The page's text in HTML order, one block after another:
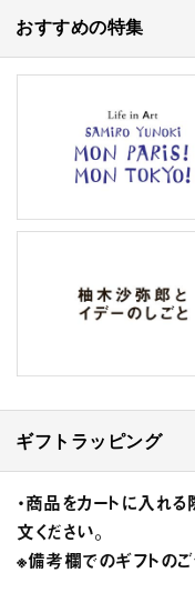
おすすめの特集
ギフトラッピング
・商品をカートに入れ
文ください。
※備考欄でのギフトの